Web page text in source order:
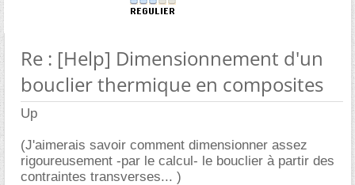
Re : [Help] Dimensionnement d'un
bouclier thermique en composites
Up
(J'aimerais savoir comment dimensionner assez
rigoureusement -par le calcul- le bouclier à partir des
contraintes transverses... )